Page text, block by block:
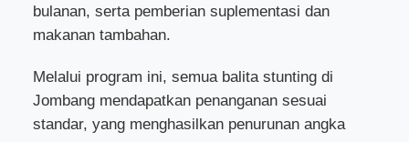
bulanan, serta pemberian suplementasi dan
makanan tambahan.
Melalui program ini, semua balita stunting di
Jombang mendapatkan penanganan sesuai
standar, yang menghasilkan penurunan angka